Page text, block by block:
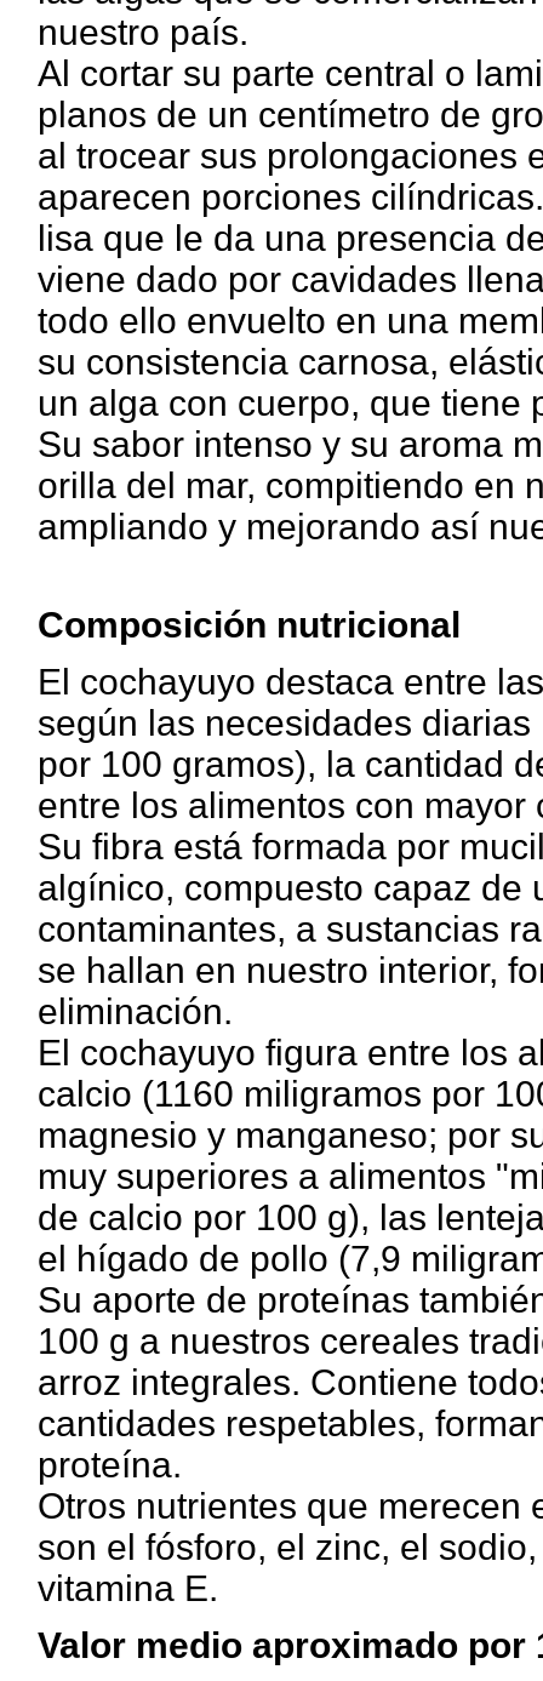
nuestro país.
Al cortar su parte central o
planos de un centímetro de
al trocear sus prolongaciones
aparecen porciones
lisa que le da una presencia
viene dado por cavidades
todo ello envuelto en una
su consistencia carnosa,
un alga con cuerpo, que tiene
Su sabor intenso y su aroma
orilla del mar, compitiendo en
ampliando y mejorando así
Composición nutricional
El cochayuyo destaca entre
según las necesidades
por 100 gramos), la cantidad
entre los alimentos con
Su fibra está formada por
algínico, compuesto capaz de
contaminantes, a sustancias
se hallan en nuestro interior,
eliminación.
El cochayuyo figura entre los
calcio (1160 miligramos por
magnesio y manganeso; por
muy superiores a alimentos
de calcio por 100 g), las
el hígado de pollo (7,9
Su aporte de proteínas
100 g a nuestros cereales
arroz integrales. Contiene
cantidades respetables,
proteína.
Otros nutrientes que merecen
son el fósforo, el zinc, el
vitamina E.
Valor medio aproximado por